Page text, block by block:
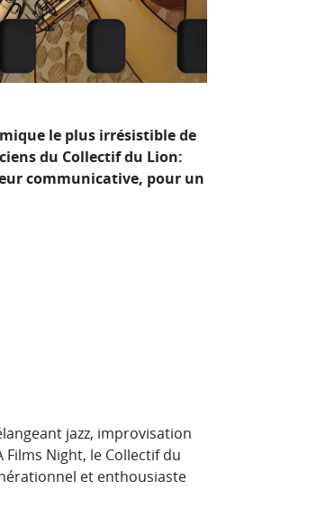
le plus irrésistible de
du Collectif du Lion:
communicative, pour un
jazz, improvisation
Night, le Collectif du
et enthousiaste